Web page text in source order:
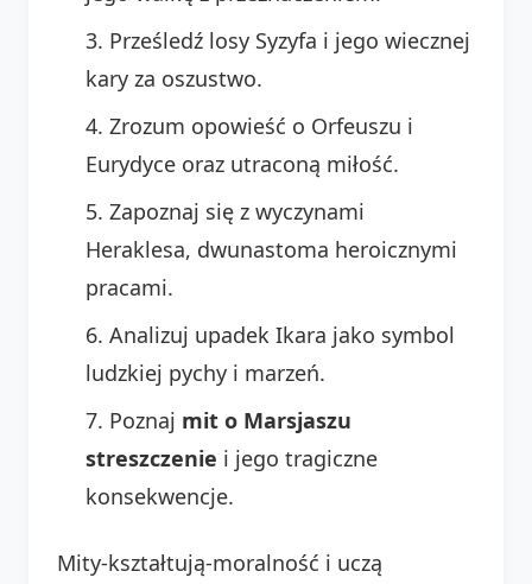
Prześledź losy Syzyfa i jego wiecznej
kary za oszustwo.
Zrozum opowieść o Orfeuszu i
Eurydyce oraz utraconą miłość.
Zapoznaj się z wyczynami
Heraklesa, dwunastoma heroicznymi
pracami.
Analizuj upadek Ikara jako symbol
ludzkiej pychy i marzeń.
Poznaj mit o Marsjaszu
streszczenie i jego tragiczne
konsekwencje.
Mity-kształtują-moralność i uczą